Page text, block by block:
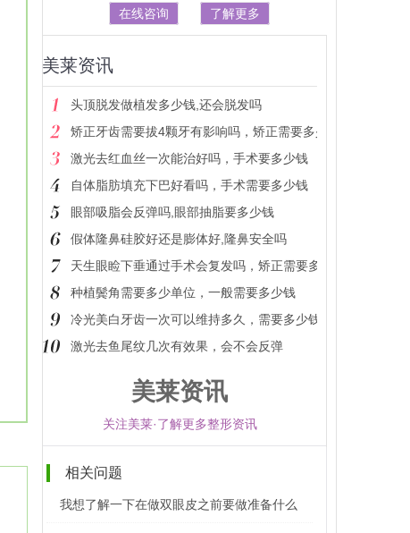
在线咨询 了解更多
美莱资讯
头顶脱发做植发多少钱,还会脱发吗
矫正牙齿需要拔4颗牙有影响吗，矫正需要多少钱
激光去红血丝一次能治好吗，手术要多少钱
自体脂肪填充下巴好看吗，手术需要多少钱
眼部吸脂会反弹吗,眼部抽脂要多少钱
假体隆鼻硅胶好还是膨体好,隆鼻安全吗
种植鬓角需要多少单位，一般需要多少钱
冷光美白牙齿一次可以维持多久，需要多少钱
激光去鱼尾纹几次有效果，会不会反弹
美莱资讯
关注美莱·了解更多整形资讯
相关问题
我想了解一下在做双眼皮之前要做准备什么